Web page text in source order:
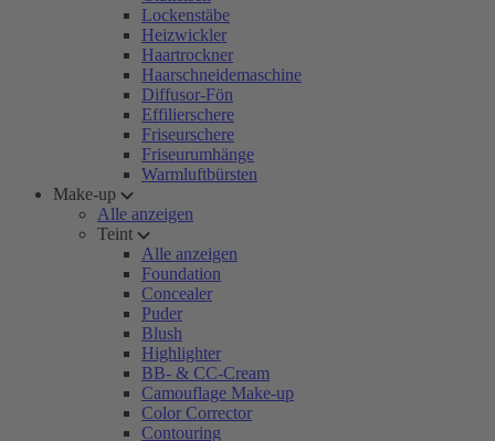
Lockenstäbe
Heizwickler
Haartrockner
Haarschneidemaschine
Diffusor-Fön
Effilierschere
Friseurschere
Friseurumhänge
Warmluftbürsten
Make-up
Alle anzeigen
Teint
Alle anzeigen
Foundation
Concealer
Puder
Blush
Highlighter
BB- & CC-Cream
Camouflage Make-up
Color Corrector
Contouring